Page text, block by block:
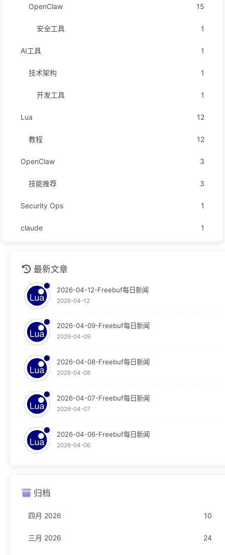
OpenClaw 15
安全工具 1
AI工具 1
技术架构 1
开发工具 1
Lua 12
教程 12
OpenClaw 3
技能推荐 3
Security Ops 1
claude 1
安全运营
技术分享
教程
Graylog
Obsidian
OpenResty
WAF
新闻
编程语言
JavaScript
Rust 11
最新文章
2026-04-12-Freebuf每日新闻
2026-04-12
2026-04-09-Freebuf每日新闻
2026-04-09
2026-04-08-Freebuf每日新闻
2026-04-08
2026-04-07-Freebuf每日新闻
2026-04-07
2026-04-06-Freebuf每日新闻
2026-04-06
归档
四月 2026 10
三月 2026 24